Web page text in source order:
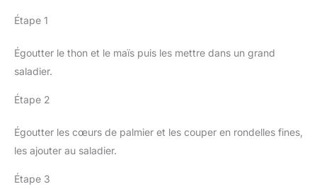
Étape 1
Égoutter le thon et le maïs puis les mettre dans un grand
saladier.
Étape 2
Égoutter les cœurs de palmier et les couper en rondelles fines,
les ajouter au saladier.
Étape 3